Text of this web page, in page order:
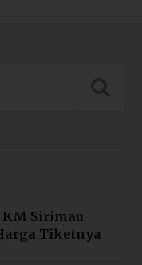
Sirimau
Tiketnya